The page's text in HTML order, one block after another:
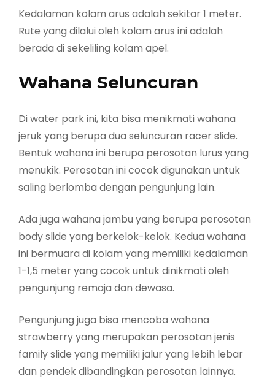
Kedalaman kolam arus adalah sekitar 1 meter.
Rute yang dilalui oleh kolam arus ini adalah
berada di sekeliling kolam apel.
Wahana Seluncuran
Di water park ini, kita bisa menikmati wahana
jeruk yang berupa dua seluncuran racer slide.
Bentuk wahana ini berupa perosotan lurus yang
menukik. Perosotan ini cocok digunakan untuk
saling berlomba dengan pengunjung lain.
Ada juga wahana jambu yang berupa perosotan
body slide yang berkelok-kelok. Kedua wahana
ini bermuara di kolam yang memiliki kedalaman
1-1,5 meter yang cocok untuk dinikmati oleh
pengunjung remaja dan dewasa.
Pengunjung juga bisa mencoba wahana
strawberry yang merupakan perosotan jenis
family slide yang memiliki jalur yang lebih lebar
dan pendek dibandingkan perosotan lainnya.